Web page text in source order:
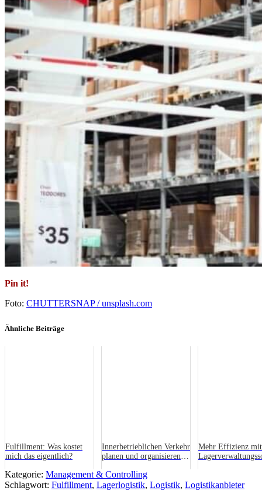
Pin it!
Foto: CHUTTERSNAP / unsplash.com
Ähnliche Beiträge
Fulfillment: Was kostet
mich das eigentlich?
Innerbetrieblichen Verkehr
planen und organisieren:
Voraussetzungen für den
Logistiksta...
Mehr Effizienz
Kategorie: Management & Controlling
Schlagwort: Fulfillment, Lagerlogistik, Logistik, Logistikanbieter